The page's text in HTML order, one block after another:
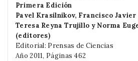
Primera Edición
Pavel Krasilnikov, Francisco Javier
Teresa Reyna Trujillo y Norma
(editores)
Editorial: Prensas de Ciencias
Año 2011, Páginas 462